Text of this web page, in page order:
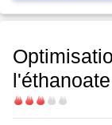
Difficulté